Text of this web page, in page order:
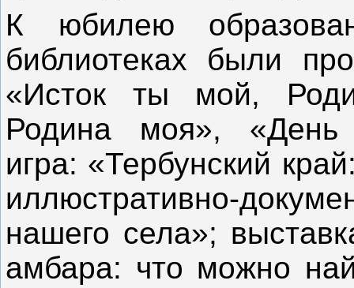
К юбилею
библиотеках были
«Исток ты мой,
Родина моя», «День
игра: «Тербунский
иллюстративно-
нашего села»;
амбара: что можно